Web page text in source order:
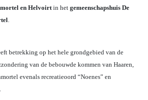
en Helvoirt in het gemeenschapshuis De
betrekking op het hele grondgebied van de
van de bebouwde kommen van Haaren,
evenals recreatieoord “Noenes” en